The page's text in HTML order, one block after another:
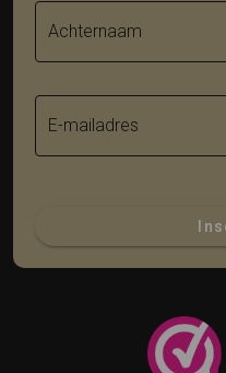
Achternaam
E-mailadres